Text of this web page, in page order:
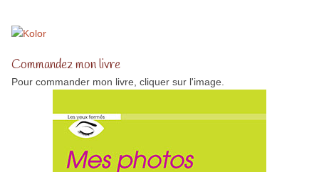
Commandez mon livre
Pour commander mon livre, cliquer sur l'image.